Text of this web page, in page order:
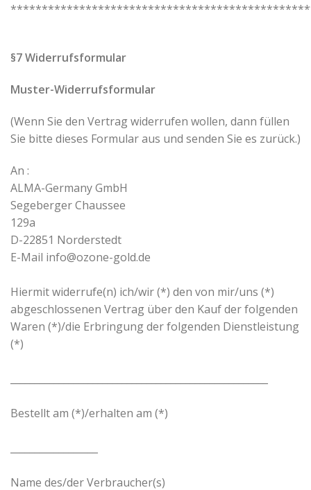
§7 Widerrufsformular
Muster-Widerrufsformular
(Wenn Sie den Vertrag widerrufen wollen, dann füllen
Sie bitte dieses Formular aus und senden Sie es zurück.)
An :
ALMA-Germany GmbH
Segeberger Chaussee
129a
D-22851 Norderstedt
E-Mail info@ozone-gold.de
Hiermit widerrufe(n) ich/wir (*) den von mir/uns (*)
abgeschlossenen Vertrag über den Kauf der folgenden
Waren (*)/die Erbringung der folgenden Dienstleistung
(*)
Bestellt am (*)/erhalten am (*)
Name des/der Verbraucher(s)